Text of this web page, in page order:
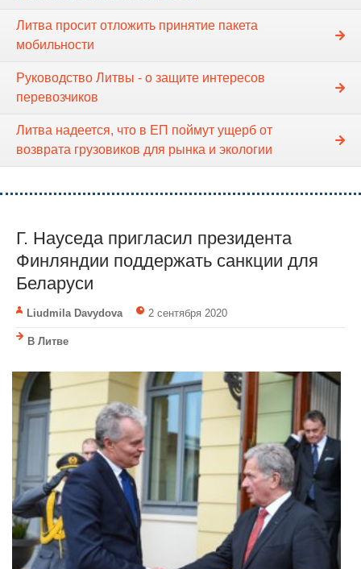
Литва просит отложить принятие пакета
мобильности
Руководство Литвы - о защите интересов
перевозчиков
Литва надеется, что в ЕП поймут ущерб от
возврата грузовиков для рынка и экологии
Г. Науседа пригласил президента
Финляндии поддержать санкции для
Беларуси
Liudmila Davydova 2 сентября 2020
В Литве